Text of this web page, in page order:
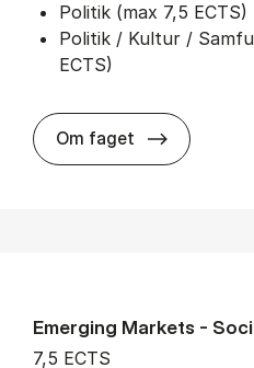
Politik (max 7,5 ECTS)
Politik / Kultur /
ECTS)
Om faget about
Emerging Markets -
7,5 ECTS